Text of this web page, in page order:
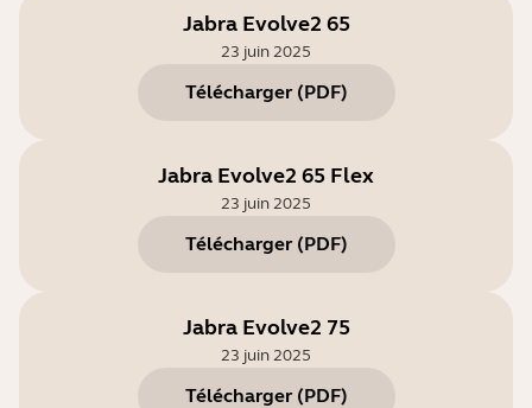
Jabra Evolve2 65
23 juin 2025
Télécharger (PDF)
Jabra Evolve2 65 Flex
23 juin 2025
Télécharger (PDF)
Jabra Evolve2 75
23 juin 2025
Télécharger (PDF)